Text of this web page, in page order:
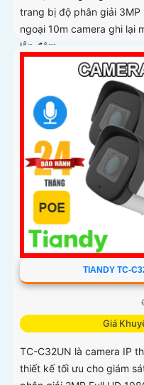
trang bị độ phân giải 3MP
ngoại 10m camera ghi lại
lẫn đêm
TIANDY TC-
Giá
TC-C32UN là camera IP
thiết kế tối ưu cho giám